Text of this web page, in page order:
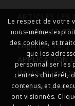
ARTICLES LES
Accueil (113
Login (23 181)
APPLICATION
BASES
Epilation laser
Le respect de votre
nous-mêmes
des cookies, et
que les
personnaliser les
centres d’intérêt,
contenus, et de
ont visionnés.